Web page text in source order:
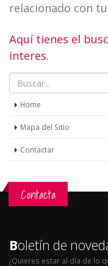
relacionado con
Aquí tienes el
interes.
Home
Mapa del Sitio
Contactar
Contacta
Boletín de
¿Quieres estar al día de lo